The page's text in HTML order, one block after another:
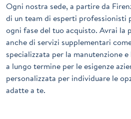
Ogni nostra sede, a partire da
di un team di esperti professionisti
ogni fase del tuo acquisto. Avrai la
anche di servizi supplementari
specializzata per la manutenzione
a lungo termine per le esigenze
personalizzata per individuare le
adatte a te.